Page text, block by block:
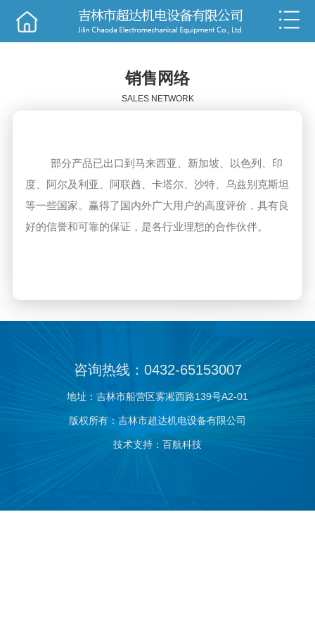
销售网络
SALES NETWORK
部分产品已出口到马来西亚、新加坡、以色列、印
度、阿尔及利亚、阿联酋、卡塔尔、沙特、乌兹别克斯坦
等一些国家。赢得了国内外广大用户的高度评价，具有良
好的信誉和可靠的保证，是各行业理想的合作伙伴。
咨询热线：0432-65153007
地址：吉林市船营区雾凇西路139号A2-01
版权所有：吉林市超达机电设备有限公司
技术支持：百航科技